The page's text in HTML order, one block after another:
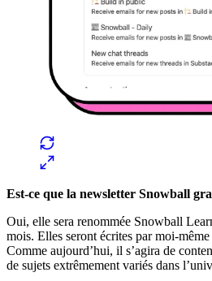
Est-ce que la newsletter Snowball
Oui, elle sera renommée Snowball
mois. Elles seront écrites par moi-même
Comme aujourd’hui, il s’agira de
de sujets extrêmement variés dans